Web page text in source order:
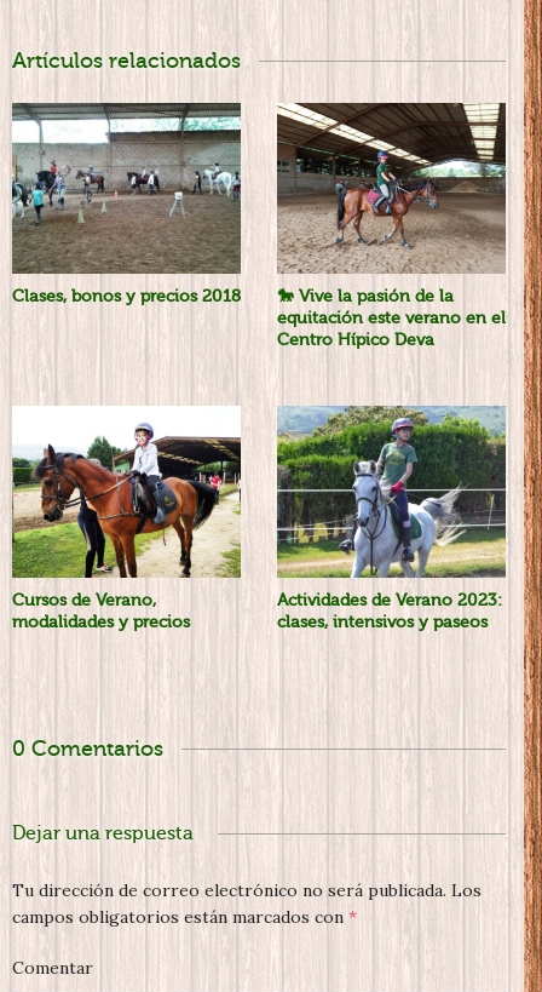
Artículos relacionados
Clases, bonos y precios 2018
🐎 Vive la pasión de la
equitación este verano en el
Centro Hípico Deva
Cursos de Verano,
modalidades y precios
Actividades de Verano 2023:
clases, intensivos y paseos
0 Comentarios
Dejar una respuesta
Tu dirección de correo electrónico no será publicada. Los
campos obligatorios están marcados con *
Comentar